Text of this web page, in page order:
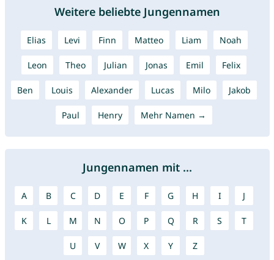
Weitere beliebte Jungennamen
Elias Levi Finn Matteo Liam Noah
Leon Theo Julian Jonas Emil Felix
Ben Louis Alexander Lucas Milo Jakob
Paul Henry Mehr Namen →
Jungennamen mit ...
A B C D E F G H I J
K L M N O P Q R S T
U V W X Y Z